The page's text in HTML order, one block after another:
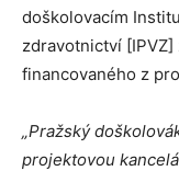
doškolovacím
zdravotnictví [IPVZ]
financovaného z
„Pražský
projektovou